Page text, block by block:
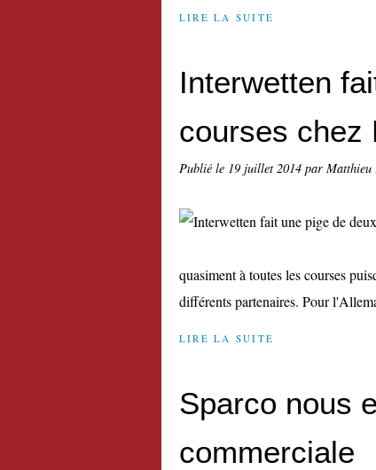
LIRE LA SUITE
Interwetten
courses chez
Publié le 19 juillet 2014 par Matthieu
quasiment à toutes les courses
différents partenaires. Pour
LIRE LA SUITE
Sparco nous
commerciale